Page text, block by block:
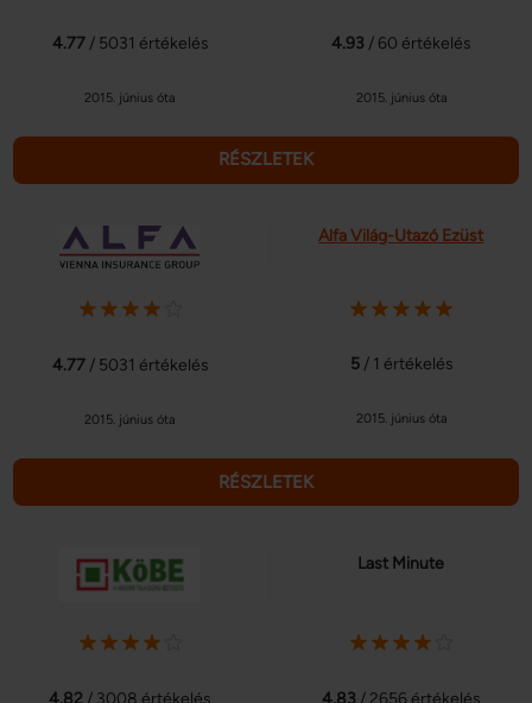
4.77/ 5031 értékelés
2015. június óta
4.93 / 60 értékelés
2015. június óta
RÉSZLETEK
4.77/ 5031 értékelés
2015. június óta
Alfa Világ-Utazó Ezüst
5/ 1 értékelés
2015. június óta
RÉSZLETEK
4.82 / 3008 értékelés
Last Minute
4.83 / 2656 értékelés